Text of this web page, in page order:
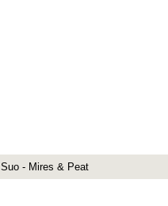
Suo - Mires & Peat